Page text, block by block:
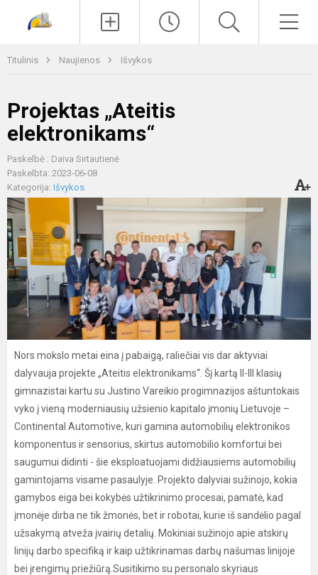
Titulinis Naujienos Išvykos
Projektas „Ateitis
elektronikams“
Paskelbė : Daiva Sirtautienė
Paskelbta: 2023-06-08
Kategorija: Išvykos
Nors mokslo metai eina į pabaigą, raliečiai vis dar aktyviai
dalyvauja projekte „Ateitis elektronikams“. Šį kartą II-III klasių
gimnazistai kartu su Justino Vareikio progimnazijos aštuntokais
vyko į vieną moderniausių užsienio kapitalo įmonių Lietuvoje –
Continental Automotive, kuri gamina automobilių elektronikos
komponentus ir sensorius, skirtus automobilio komfortui bei
saugumui didinti - šie eksploatuojami didžiausiems automobilių
gamintojams visame pasaulyje. Projekto dalyviai sužinojo, kokia
gamybos eiga bei kokybės užtikrinimo procesai, pamatė, kad
įmonėje dirba ne tik žmonės, bet ir robotai, kurie iš sandėlio pagal
užsakymą atveža įvairių detalių. Mokiniai sužinojo apie atskirų
linijų darbo specifiką ir kaip užtikrinamas darbų našumas linijoje
bei įrengimų priežiūrą.Susitikimo su personalo skyriaus